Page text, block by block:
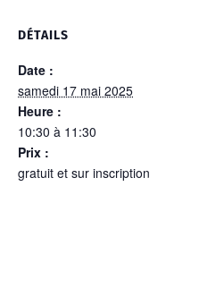
DÉTAILS
Date :
samedi 17 mai 2025
Heure :
10:30 à 11:30
Prix :
gratuit et sur inscription